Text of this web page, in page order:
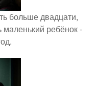
больше двадцати,
маленький ребёнок -